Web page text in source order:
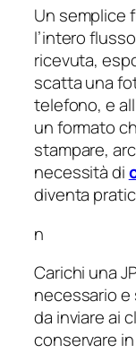
Un semplice
l’intero
ricevuta,
scatta una
telefono, e
un formato
stampare,
necessità di
diventa
n
Carichi una
necessario e
da inviare ai
conservare